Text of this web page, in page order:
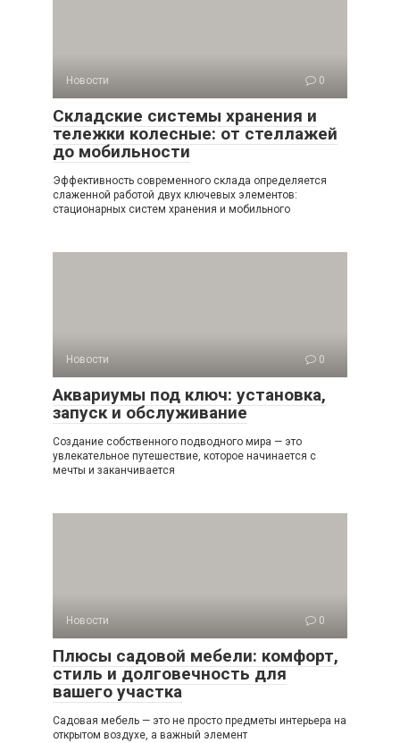
Новости 0
Складские системы хранения и
тележки колесные: от стеллажей
до мобильности
Эффективность современного склада определяется
слаженной работой двух ключевых элементов:
стационарных систем хранения и мобильного
Новости 0
Аквариумы под ключ: установка,
запуск и обслуживание
Создание собственного подводного мира — это
увлекательное путешествие, которое начинается с
мечты и заканчивается
Новости 0
Плюсы садовой мебели: комфорт,
стиль и долговечность для
вашего участка
Садовая мебель — это не просто предметы интерьера на
открытом воздухе, а важный элемент